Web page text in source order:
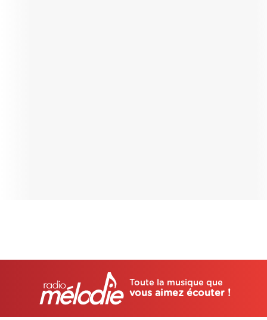
Toute la musique que
vous aimez écouter !